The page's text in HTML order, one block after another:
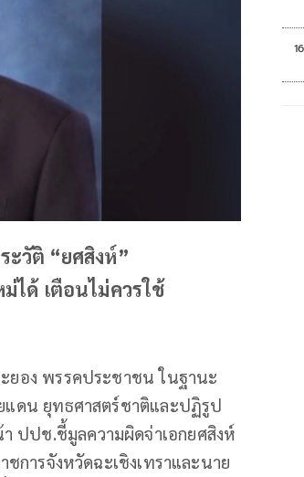
วัติ “ยศสิงห์”
ได้ เตือนไม่ควรใช้
ยอง พรรคประชาชน ในฐานะ
แดน ยุทธศาสตร์ชาติและปฏิรูป
ปปช.ชี้มูลความผิดจ่าเอกยศสิงห์
การจังหวัดฉะเชิงเทราและนาย